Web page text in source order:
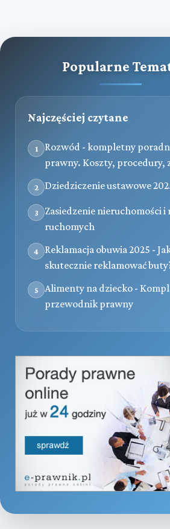
Popularne
Najczęściej czytane
1
Rozwód - kompletny
prawny. Koszty, procedury,
2 Dziedziczenie ustawowe
3
Zasiedzenie nieruchomości i
ruchomych
4
Reklamacja obuwia 2025 -
skutecznie reklamować
5
Alimenty na dziecko -
przewodnik prawny